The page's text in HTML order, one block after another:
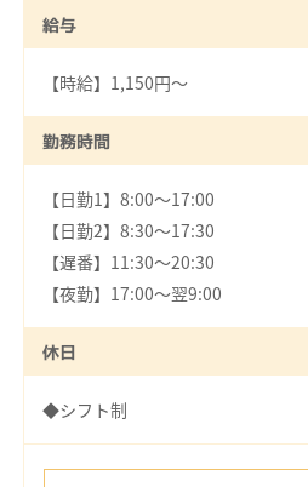
給与
【時給】1,150円～
勤務時間
【日勤1】8:00～17:00
【日勤2】8:30～17:30
【遅番】11:30～20:30
【夜勤】17:00～翌9:00
休日
◆シフト制